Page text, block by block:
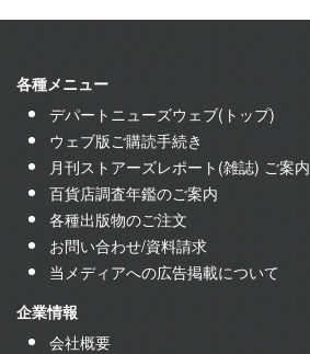
各種メニュー
デパートニューズウェブ(トップ)
ウェブ版ご購読手続き
月刊ストアーズレポート(雑誌) ご案内
百貨店調査年鑑のご案内
各種出版物のご注文
お問い合わせ/資料請求
当メディアへの広告掲載について
企業情報
会社概要